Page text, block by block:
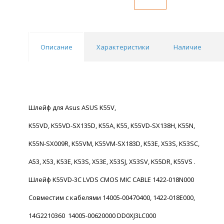
Описание Характеристики Наличие
Шлейф для Asus ASUS K55V,
K55VD, K55VD-SX135D, K55A, K55, K55VD-SX138H, K55N,
K55N-SX009R, K55VM, K55VM-SX183D, K53E, X53S, K53SC,
A53, X53, K53E, K53S, X53E, X53SJ, X53SV, K55DR, K55VS .
Шлейф K55VD-3C LVDS CMOS MIC CABLE 1422-018N000
Cовместим с кабелями 14005-00470400, 1422-018E000,
14G2210360 14005-00620000 DD0XJ3LC000